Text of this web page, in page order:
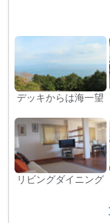
デッキからは海一望
リビングダイニング